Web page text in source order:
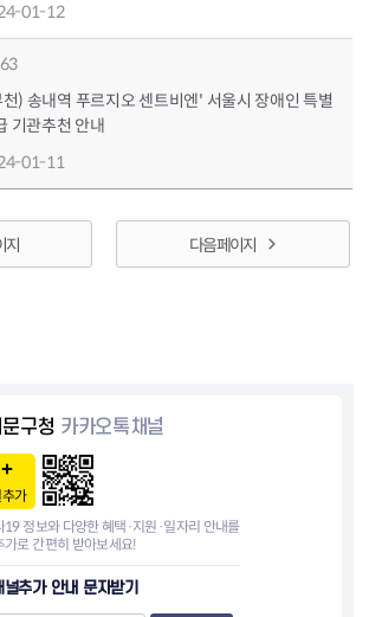
01-12
) 송내역 푸르지오 센트비엔' 서울시 장애인 특별
기관추천 안내
01-11
지 다음 페이지
구청 카카오톡채널
가
19 정보와 다양한 혜택·지원·일자리 안내를
가로 간편히 받아보세요!
널추가 안내 문자받기